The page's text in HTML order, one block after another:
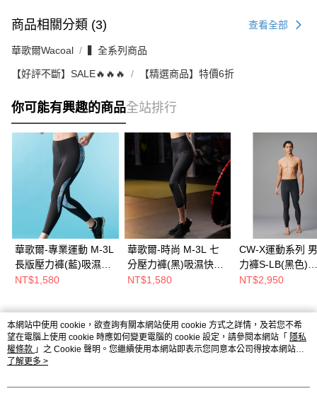
商品相關分類 (3) 查看全部
華歌爾Wacoal ▍全系列商品
【好評不斷】SALE🔥🔥🔥 【精選商品】特價6折
你可能有興趣的商品全站排行
華歌爾-專業運動 M-3L
長版壓力褲(藍)吸濕快
乾-分階段式加壓保護
NT$1,580
華歌爾-時尚 M-3L 七
分壓力褲(黑)吸濕快乾-
階段式加壓-
NT$1,580
CW-X運動系列
力褲S-LB(黑色)
CL1499BL
NT$2,950
熱門標籤
本網站中使用 cookie，欲查詢有關本網站使用 cookie 方式之詳情，及若您不希
望在電腦上使用 cookie 時應如何變更電腦的 cookie 設定，請參閱本網站「 隱私
權條款 」之 Cookie 聲明。您繼續使用本網站即表示您同意本公司得按本網站使
用條款之 Cookie 聲明使用 cookie。
了解更多 >